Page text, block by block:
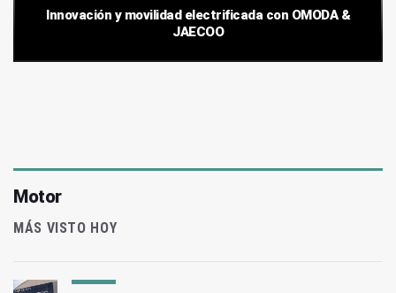
Innovación y movilidad electrificada con OMODA &
JAECOO
Motor
MÁS VISTO HOY